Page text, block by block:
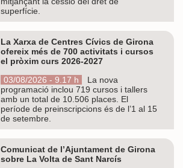
superfície.
La Xarxa de Centres Cívics de Girona
ofereix més de 700 activitats i cursos
el pròxim curs 2026-2027
03/08/2026 - 9.17 h
La nova
programació inclou 719 cursos i tallers
amb un total de 10.506 places. El
període de preinscripcions és de l’1 al 15
de setembre.
Comunicat de l’Ajuntament de Girona
sobre La Volta de Sant Narcís